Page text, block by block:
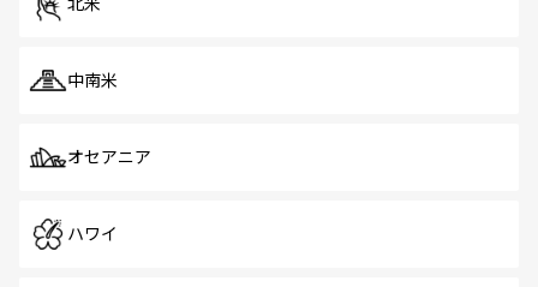
中南米
オセアニア
ハワイ